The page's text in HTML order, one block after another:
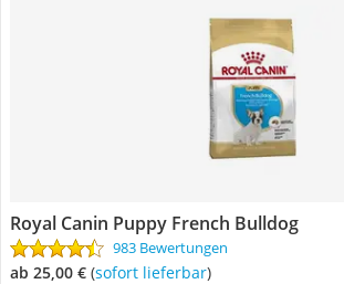
Royal Canin Puppy French Bulldog
983 Bewertungen
ab 25,00 € ( Sofort lieferbar)